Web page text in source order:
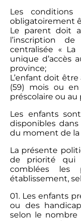
Les conditions
obligatoirement
Le parent doit
l’inscription
centralisée «
unique d’accès
province;
L’enfant doit
(59) mois ou
préscolaire ou au
Les enfants
disponibles
du moment de
La présente
de priorité qui
comblées les
établissement,
01. Les enfants
ou des
selon le nombre